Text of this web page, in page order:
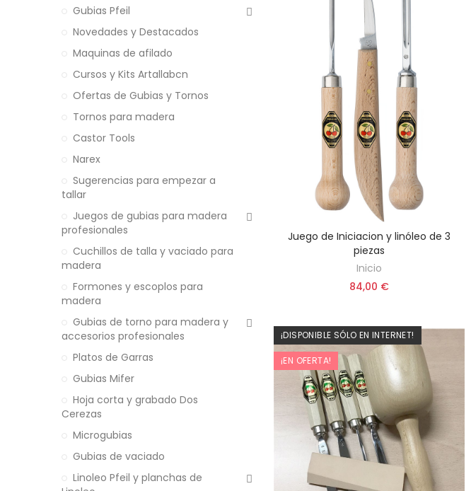
AÑADIR AL CARRITO
Juego de Iniciacion y linóleo de 3
piezas
Inicio
84,00 €
¡DISPONIBLE SÓLO EN INTERNET!
¡EN OFERTA!
Gubias Pfeil
Novedades y Destacados
Maquinas de afilado
Cursos y Kits Artallabcn
Ofertas de Gubias y Tornos
Tornos para madera
Castor Tools
Narex
Sugerencias para empezar a
tallar
Juegos de gubias para madera
profesionales
Cuchillos de talla y vaciado para
madera
Formones y escoplos para
madera
Gubias de torno para madera y
accesorios profesionales
Platos de Garras
Gubias Mifer
Hoja corta y grabado Dos
Cerezas
Microgubias
Gubias de vaciado
Linoleo Pfeil y planchas de